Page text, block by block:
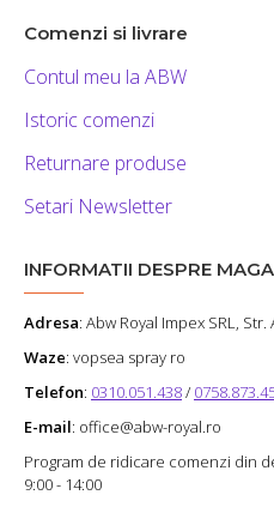
Comenzi si livrare
Contul meu la ABW
Istoric comenzi
Returnare produse
Setari Newsletter
INFORMATII DESPRE
Adresa: Abw Royal Impex SRL, Str.
Waze: vopsea spray ro
Telefon: 0310.051.438/
E-mail: office@abw-royal.ro
Program de ridicare comenzi din
9:00 - 14:00